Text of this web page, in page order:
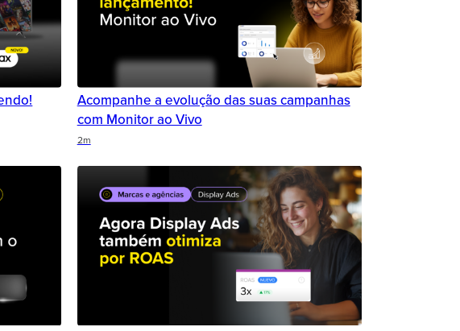
Acompanhe a evolução das suas campanhas
com Monitor ao Vivo
2m